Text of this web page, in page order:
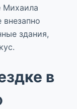
Михаила
здания,
в